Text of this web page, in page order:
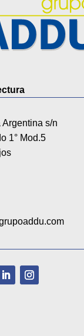
s/n
1° Mod.5